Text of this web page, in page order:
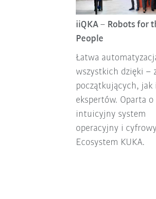
iiQKA – Robots for
People
Łatwa
wszystkich dzięki –
początkujących, jak i
ekspertów. Oparta o
intuicyjny system
operacyjny i cyfrowy
Ecosystem KUKA.